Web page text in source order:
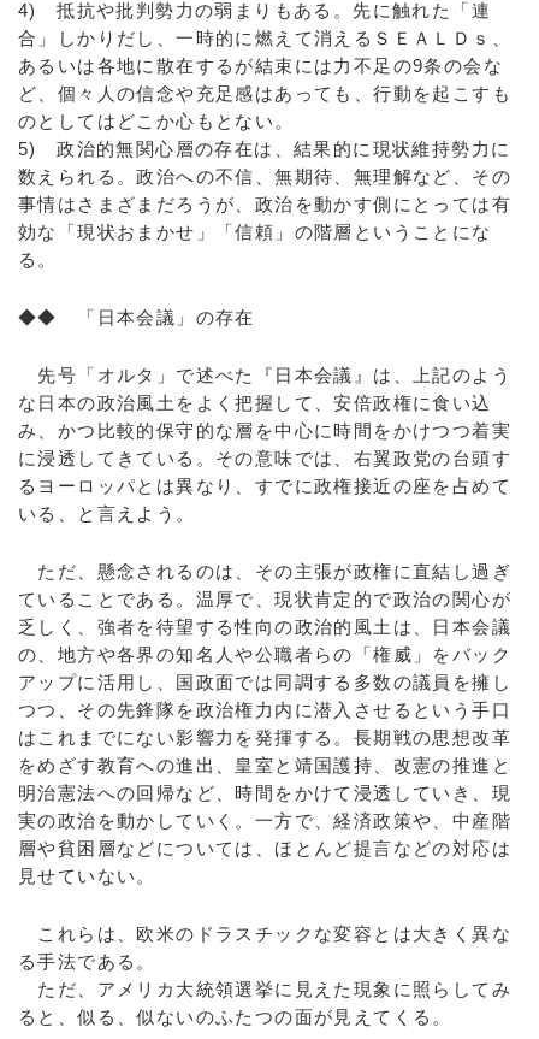
4) 抵抗や批判勢力の弱まりもある。先に触れた「連
合」しかりだし、一時的に燃えて消えるＳＥＡＬＤｓ、
あるいは各地に散在するが結束には力不足の9条の会な
ど、個々人の信念や充足感はあっても、行動を起こすも
のとしてはどこか心もとない。
5) 政治的無関心層の存在は、結果的に現状維持勢力に
数えられる。政治への不信、無期待、無理解など、その
事情はさまざまだろうが、政治を動かす側にとっては有
効な「現状おまかせ」「信頼」の階層ということにな
る。
◆◆ 「日本会議」の存在
先号「オルタ」で述べた『日本会議』は、上記のよう
な日本の政治風土をよく把握して、安倍政権に食い込
み、かつ比較的保守的な層を中心に時間をかけつつ着実
に浸透してきている。その意味では、右翼政党の台頭す
るヨーロッパとは異なり、すでに政権接近の座を占めて
いる、と言えよう。
ただ、懸念されるのは、その主張が政権に直結し過ぎ
ていることである。温厚で、現状肯定的で政治の関心が
乏しく、強者を待望する性向の政治的風土は、日本会議
の、地方や各界の知名人や公職者らの「権威」をバック
アップに活用し、国政面では同調する多数の議員を擁し
つつ、その先鋒隊を政治権力内に潜入させるという手口
はこれまでにない影響力を発揮する。長期戦の思想改革
をめざす教育への進出、皇室と靖国護持、改憲の推進と
明治憲法への回帰など、時間をかけて浸透していき、現
実の政治を動かしていく。一方で、経済政策や、中産階
層や貧困層などについては、ほとんど提言などの対応は
見せていない。
これらは、欧米のドラスチックな変容とは大きく異な
る手法である。
ただ、アメリカ大統領選挙に見えた現象に照らしてみ
ると、似る、似ないのふたつの面が見えてくる。